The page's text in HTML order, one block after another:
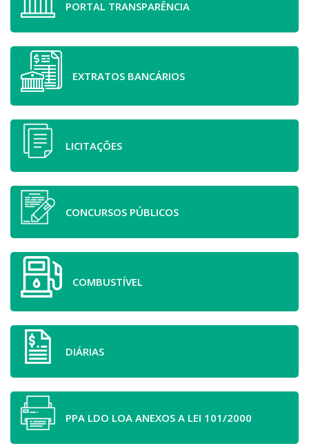
PORTAL TRANSPARÊNCIA
EXTRATOS BANCÁRIOS
LICITAÇÕES
CONCURSOS PÚBLICOS
COMBUSTÍVEL
DIÁRIAS
PPA LDO LOA ANEXOS A LEI 101/2000